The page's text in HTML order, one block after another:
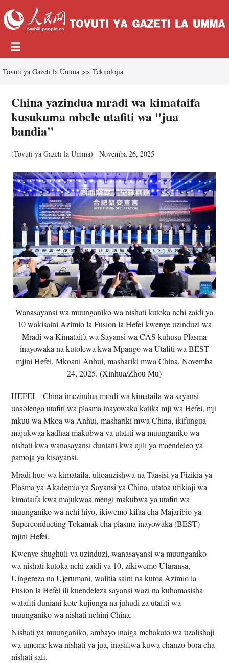
Tovuti ya Gazeti la Umma >> Teknolojia
China yazindua mradi wa kimataifa
kusukuma mbele utafiti wa "jua
bandia"
(Tovuti ya Gazeti la Umma) Novemba 26, 2025
Wanasayansi wa muunganiko wa nishati kutoka nchi zaidi ya
10 wakisaini Azimio la Fusion la Hefei kwenye uzinduzi wa
Mradi wa Kimataifa wa Sayansi wa CAS kuhusu Plasma
inayowaka na kutolewa kwa Mpango wa Utafiti wa BEST
mjini Hefei, Mkoani Anhui, mashariki mwa China, Novemba
24, 2025. (Xinhua/Zhou Mu)
HEFEI – China imezindua mradi wa kimataifa wa sayansi
unaolenga utafiti wa plasma inayowaka katika mji wa Hefei, mji
mkuu wa Mkoa wa Anhui, mashariki mwa China, ikifungua
majukwaa kadhaa makubwa ya utafiti wa muunganiko wa
nishati kwa wanasayansi duniani kwa ajili ya maendeleo ya
pamoja ya kisayansi.
Mradi huo wa kimataifa, ulioanzishwa na Taasisi ya Fizikia ya
Plasma ya Akademia ya Sayansi ya China, utatoa ufikiaji wa
kimataifa kwa majukwaa mengi makubwa ya utafiti wa
muunganiko wa nchi hiyo, ikiwemo kifaa cha Majaribio ya
Superconducting Tokamak cha plasma inayowaka (BEST)
mjini Hefei.
Kwenye shughuli ya uzinduzi, wanasayansi wa muunganiko
wa nishati kutoka nchi zaidi ya 10, zikiwemo Ufaransa,
Uingereza na Ujerumani, walitia saini na kutoa Azimio la
Fusion la Hefei ili kuendeleza sayansi wazi na kuhamasisha
watafiti duniani kote kujiunga na juhudi za utafiti wa
muunganiko wa nishati nchini China.
Nishati ya muunganiko, ambayo inaiga mchakato wa uzalishaji
wa umeme kwa nishati ya jua, inasifiwa kuwa chanzo bora cha
nishati safi.